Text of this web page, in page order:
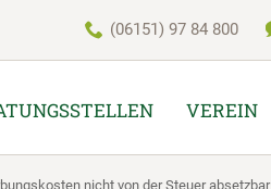
(06151) 97 84 800
VEREIN
nicht von der Steuer absetzbar